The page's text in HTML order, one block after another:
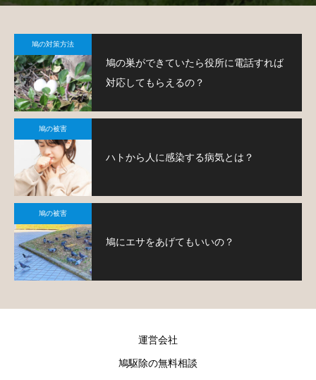
鳩の対策方法
鳩の巣ができていたら役所に電話すれば
対応してもらえるの？
鳩の被害
ハトから人に感染する病気とは？
鳩の被害
鳩にエサをあげてもいいの？
運営会社
鳩駆除の無料相談